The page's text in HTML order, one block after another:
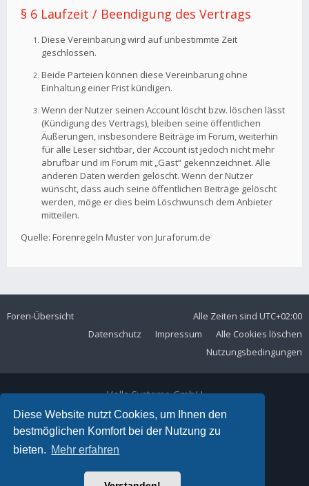
Diese Website nutzt Cookies, um Ihnen den
bestmöglichen Komfort bei der Nutzung zu
bieten. Mehr erfahren
§ 6 Laufzeit / Beendigung des Vertrags
Diese Vereinbarung wird auf unbestimmte Zeit
geschlossen.
Beide Parteien können diese Vereinbarung ohne
Einhaltung einer Frist kündigen.
Wenn der Nutzer seinen Account löscht bzw. löschen lässt
(Kündigung des Vertrags), bleiben seine öffentlichen
Äußerungen, insbesondere Beiträge im Forum, weiterhin
für alle Leser sichtbar, der Account ist jedoch nicht mehr
abrufbar und im Forum mit „Gast“ gekennzeichnet. Alle
anderen Daten werden gelöscht. Wenn der Nutzer
wünscht, dass auch seine öffentlichen Beiträge gelöscht
werden, möge er dies beim Löschwunsch dem Anbieter
mitteilen.
Quelle: Forenregeln Muster von Juraforum.de
Foren-Übersicht Alle Zeiten sind UTC+02:00
Alle Cookies löschen
Impressum
Datenschutz
Nutzungsbedingungen
Volla Systeme GmbH
Kölner Straße 102
42897 Remscheid
Telefon:+49 2191 59897 61
E-Mail: